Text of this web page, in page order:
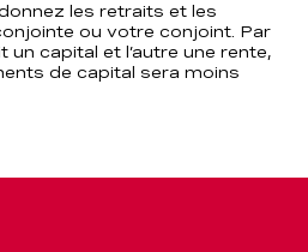
les retraits et les
ou votre conjoint. Par
un capital et l’autre une rente,
de capital sera moins